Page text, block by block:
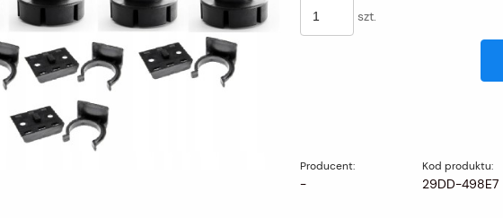
szt.
Producent:
-
Kod produktu:
29DD-498E7